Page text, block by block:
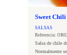
Sweet Chili
SALSAS
Referencia:
Salsa de chile
Normalmente